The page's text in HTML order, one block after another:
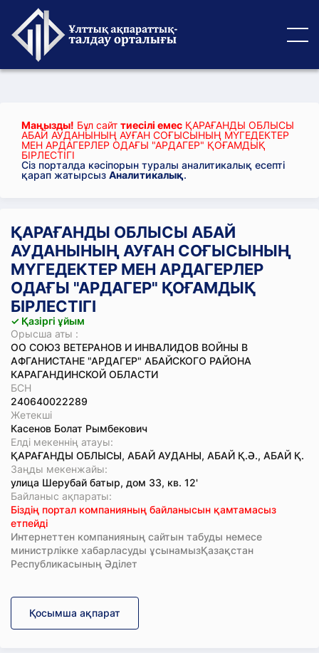
Маңызды! Бұл сайт тиесілі емес ҚАРАҒАНДЫ ОБЛЫСЫ
АБАЙ АУДАНЫНЫҢ АУҒАН СОҒЫСЫНЫҢ МҮГЕДЕКТЕР
МЕН АРДАГЕРЛЕР ОДАҒЫ "АРДАГЕР" ҚОҒАМДЫҚ
БІРЛЕСТІГІ
Сіз порталда кәсіпорын туралы аналитикалық есепті
қарап жатырсыз Аналитикалық.
ҚАРАҒАНДЫ ОБЛЫСЫ АБАЙ
АУДАНЫНЫҢ АУҒАН СОҒЫСЫНЫҢ
МҮГЕДЕКТЕР МЕН АРДАГЕРЛЕР
ОДАҒЫ "АРДАГЕР" ҚОҒАМДЫҚ
БІРЛЕСТІГІ
✓ Қазіргі ұйым
Орысша аты :
ОО СОЮЗ ВЕТЕРАНОВ И ИНВАЛИДОВ ВОЙНЫ В
АФГАНИСТАНЕ "АРДАГЕР" АБАЙСКОГО РАЙОНА
КАРАГАНДИНСКОЙ ОБЛАСТИ
БСН
240640022289
Жетекші
Касенов Болат Рымбекович
Елді мекеннің атауы:
ҚАРАҒАНДЫ ОБЛЫСЫ, АБАЙ АУДАНЫ, АБАЙ Қ.Ә., АБАЙ Қ.
Заңды мекенжайы:
улица Шерубай батыр, дом 33, кв. 12'
Байланыс ақпараты:
Біздің портал компанияның байланысын қамтамасыз
етпейді
Интернеттен компанияның сайтын табуды немесе
министрлікке хабарласуды ұсынамызҚазақстан
Республикасының Әділет
Қосымша ақпарат